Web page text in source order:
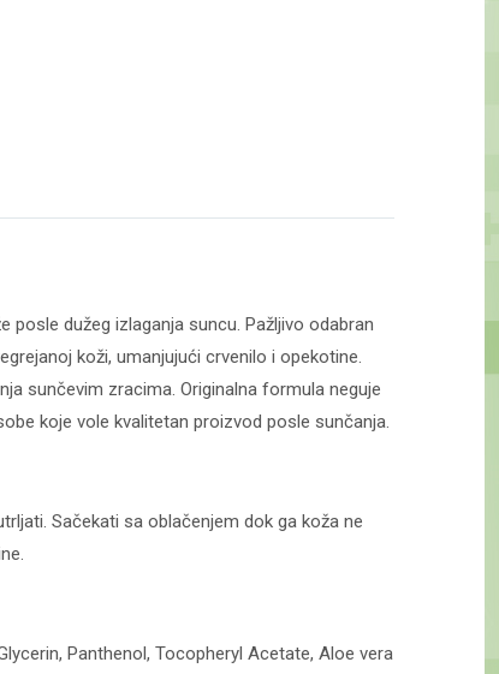
posle dužeg izlaganja suncu. Pažljivo odabran
koži, umanjujući crvenilo i opekotine.
sunčevim zracima. Originalna formula neguje
koje vole kvalitetan proizvod posle sunčanja.
Sačekati sa oblačenjem dok ga koža ne
Panthenol, Tocopheryl Acetate, Aloe vera